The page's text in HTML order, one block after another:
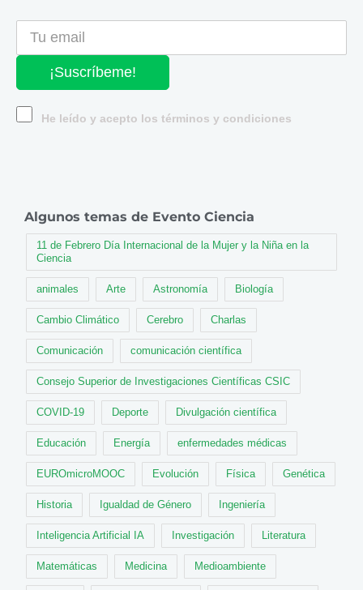
¡Suscríbeme!
He leído y acepto los términos y condiciones
Algunos temas de Evento Ciencia
11 de Febrero Día Internacional de la Mujer y la Niña en la
Ciencia
animales Arte Astronomía Biología
Cambio Climático Cerebro Charlas
Comunicación comunicación científica
Consejo Superior de Investigaciones Científicas CSIC
COVID-19 Deporte Divulgación científica
Educación Energía enfermedades médicas
EUROmicroMOOC Evolución Física Genética
Historia Igualdad de Género Ingeniería
Inteligencia Artificial IA Investigación Literatura
Matemáticas Medicina Medioambiente